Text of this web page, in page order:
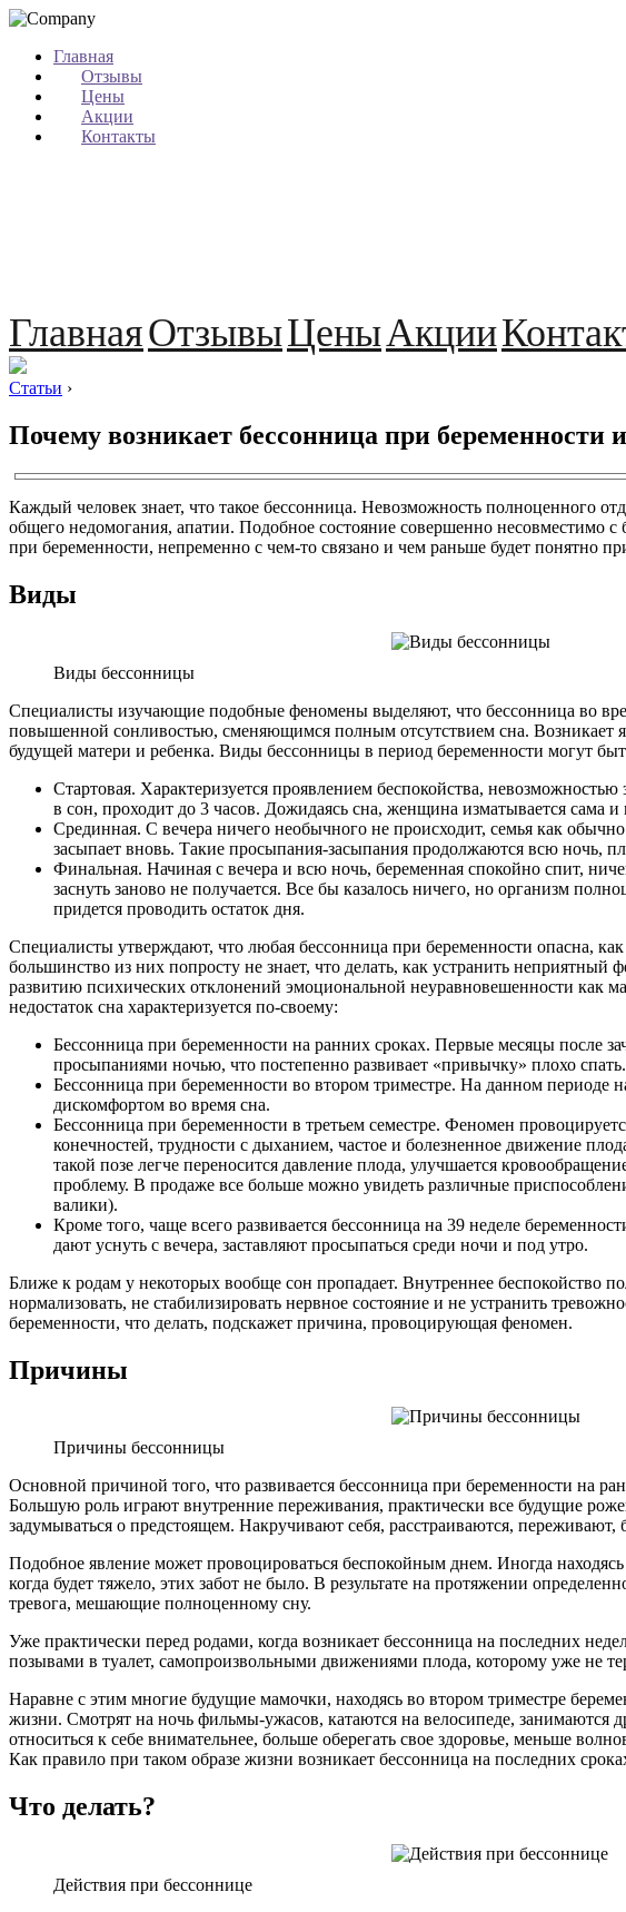
Главная
Отзывы
Цены
Акции
Контакты
ГлавнаяОтзывыЦеныАкции
Статьи ›
Почему возникает бессонница при беременности
Каждый человек знает, что такое бессонница. Невозможность полноценного
общего недомогания, апатии. Подобное состояние совершенно несовместимо
при беременности, непременно с чем-то связано и чем раньше будет понятно
Виды
Виды бессонницы
Специалисты изучающие подобные феномены выделяют, что бессонница во
повышенной сонливостью, сменяющимся полным отсутствием сна. Возникает
будущей матери и ребенка. Виды бессонницы в период беременности могут
Стартовая. Характеризуется проявлением беспокойства,
в сон, проходит до 3 часов. Дожидаясь сна, женщина изматывается сама
Срединная. С вечера ничего необычного не происходит, семья как
засыпает вновь. Такие просыпания-засыпания продолжаются всю ночь,
Финальная. Начиная с вечера и всю ночь, беременная спокойно спит,
заснуть заново не получается. Все бы казалось ничего, но организм
придется проводить остаток дня.
Специалисты утверждают, что любая бессонница при беременности опасна,
большинство из них попросту не знает, что делать, как устранить
развитию психических отклонений эмоциональной неуравновешенности как
недостаток сна характеризуется по-своему:
Бессонница при беременности на ранних сроках. Первые месяцы после
просыпаниями ночью, что постепенно развивает «привычку» плохо
Бессонница при беременности во втором триместре. На данном
дискомфортом во время сна.
Бессонница при беременности в третьем семестре. Феномен
конечностей, трудности с дыханием, частое и болезненное движение
такой позе легче переносится давление плода, улучшается
проблему. В продаже все больше можно увидеть различные
валики).
Кроме того, чаще всего развивается бессонница на 39 неделе
дают уснуть с вечера, заставляют просыпаться среди ночи и под утро.
Ближе к родам у некоторых вообще сон пропадает. Внутреннее беспокойство
нормализовать, не стабилизировать нервное состояние и не устранить
беременности, что делать, подскажет причина, провоцирующая феномен.
Причины
Причины бессонницы
Основной причиной того, что развивается бессонница при беременности на
Большую роль играют внутренние переживания, практически все будущие
задумываться о предстоящем. Накручивают себя, расстраиваются,
Подобное явление может провоцироваться беспокойным днем. Иногда
когда будет тяжело, этих забот не было. В результате на протяжении
тревога, мешающие полноценному сну.
Уже практически перед родами, когда возникает бессонница на последних
позывами в туалет, самопроизвольными движениями плода, которому уже не
Наравне с этим многие будущие мамочки, находясь во втором триместре
жизни. Смотрят на ночь фильмы-ужасов, катаются на велосипеде, занимаются
относиться к себе внимательнее, больше оберегать свое здоровье, меньше
Как правило при таком образе жизни возникает бессонница на последних
Что делать?
Действия при бессоннице